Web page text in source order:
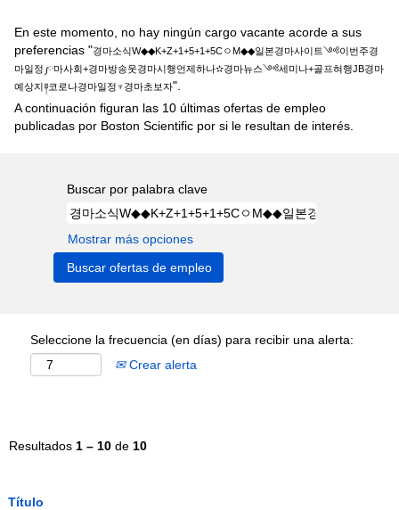
En este momento, no hay ningún cargo vacante acorde a sus
preferencias "경마소식W◆◆K+Z+1+5+1+5CㅇM◆◆일본경마사이트༺이번주경
마일정༿마사회+경마방송웃경마시행언제하나✫경마뉴스༺세미나+골프혀행JB경마
예상지༈코로나경마일정♆경마초보자".
A continuación figuran las 10 últimas ofertas de empleo
publicadas por Boston Scientific por si le resultan de interés.
Buscar por palabra clave
Mostrar más opciones
Seleccione la frecuencia (en días) para recibir una alerta:
Crear alerta
Resultados 1 – 10 de 10
Título